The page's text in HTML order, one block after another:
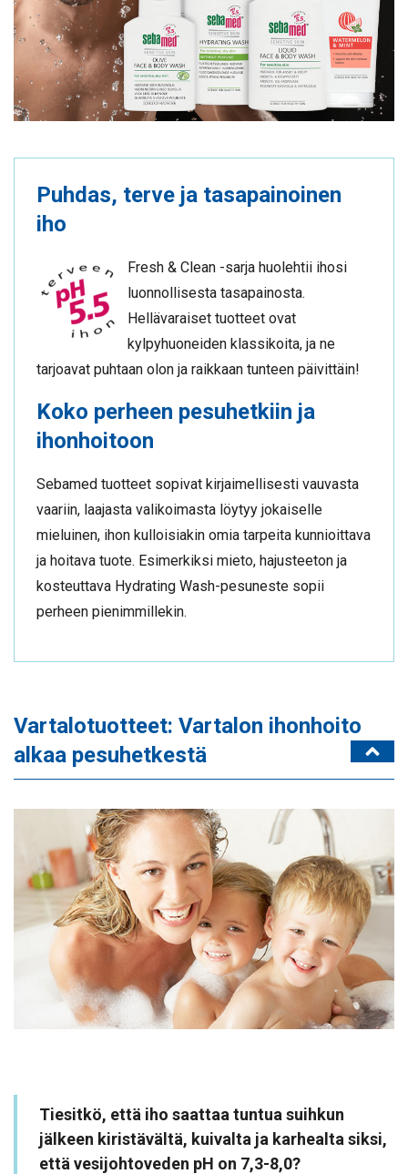
Puhdas, terve ja tasapainoinen
iho
Fresh & Clean -sarja huolehtii ihosi
luonnollisesta tasapainosta.
Hellävaraiset tuotteet ovat
kylpyhuoneiden klassikoita, ja ne
tarjoavat puhtaan olon ja raikkaan tunteen päivittäin!
Koko perheen pesuhetkiin ja
ihonhoitoon
Sebamed tuotteet sopivat kirjaimellisesti vauvasta
vaariin, laajasta valikoimasta löytyy jokaiselle
mieluinen, ihon kulloisiakin omia tarpeita kunnioittava
ja hoitava tuote. Esimerkiksi mieto, hajusteeton ja
kosteuttava Hydrating Wash-pesuneste sopii
perheen pienimmillekin.
Vartalotuotteet: Vartalon ihonhoito
alkaa pesuhetkestä
Tiesitkö, että iho saattaa tuntua suihkun
jälkeen kiristävältä, kuivalta ja karhealta siksi,
että vesijohtoveden pH on 7,3-8,0?